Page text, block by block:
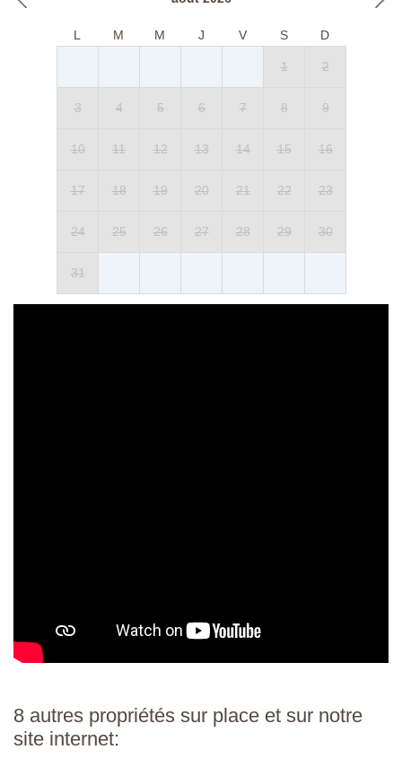
L M M J V S D
1 2
3 4 5 6 7 8 9
10 11 12 13 14 15 16
17 18 19 20 21 22 23
24 25 26 27 28 29 30
31
8 autres propriétés sur place et sur notre
site internet: